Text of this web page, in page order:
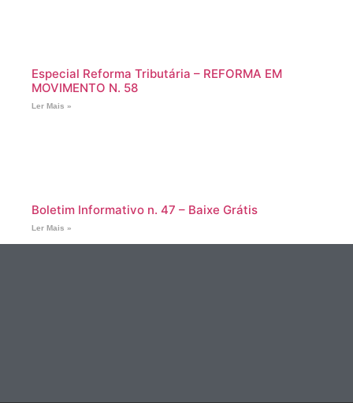
Especial Reforma Tributária – REFORMA EM
MOVIMENTO N. 58
Ler Mais »
Boletim Informativo n. 47 – Baixe Grátis
Ler Mais »